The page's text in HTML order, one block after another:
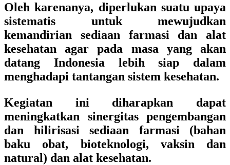
Oleh karenanya, diperlukan suatu upaya
sistematis untuk mewujudkan
kemandirian sediaan farmasi dan alat
kesehatan agar pada masa yang akan
datang Indonesia lebih siap dalam
menghadapi tantangan sistem kesehatan.
Kegiatan ini diharapkan dapat
meningkatkan sinergitas pengembangan
dan hilirisasi sediaan farmasi (bahan
baku obat, bioteknologi, vaksin dan
natural) dan alat kesehatan.